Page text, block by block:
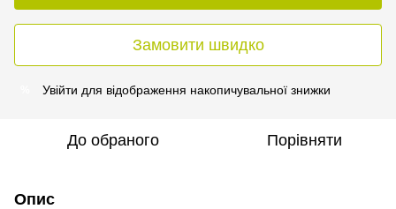
Замовити швидко
Увійти для відображення накопичувальної знижки
До обраного Порівняти
Опис